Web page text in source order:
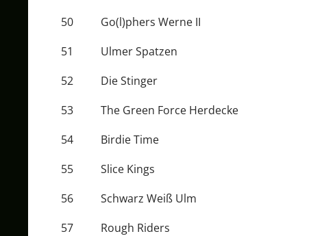
50
Go(l)phers Werne II
51
Ulmer Spatzen
52
Die Stinger
53
The Green Force Herdecke
54
Birdie Time
55
Slice Kings
56
Schwarz Weiß Ulm
57
Rough Riders